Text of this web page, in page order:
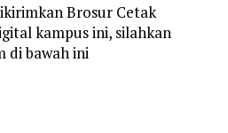
Brosur Cetak
kampus ini, silahkan
di bawah ini